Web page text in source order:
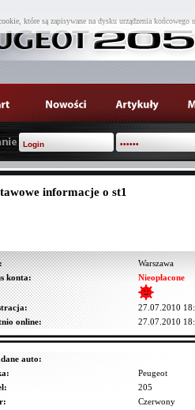
które są zapisywane na dysku urządzenia
informacje o st1
Warszawa
konta:
Nieopłacone
27.07.2010
online:
27.07.2010
auto:
Peugeot
205
Czerwony